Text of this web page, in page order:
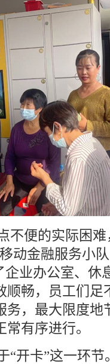
不便的实际困
动金融服务小
企业办公室、休
畅，员工们足
务，最大限度地
有序进行。
“开卡”这一环